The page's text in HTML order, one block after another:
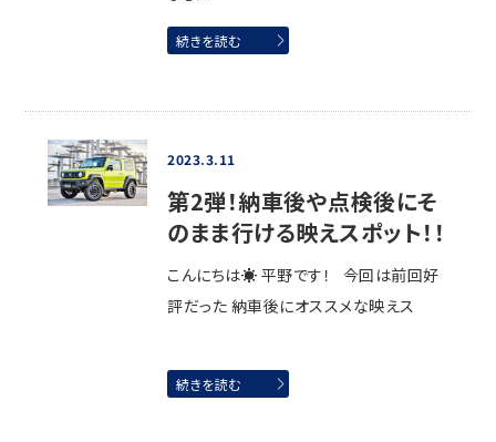
続きを読む
2023.3.11
第2弾！納車後や点検後にそ
のまま行ける映えスポット！！
こんにちは☀ 平野です！ 今回は前回好
評だった 納車後にオススメな映えス
続きを読む